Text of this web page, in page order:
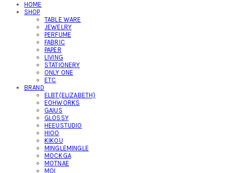
HOME
SHOP
TABLE WARE
JEWELRY
PERFUME
FABRIC
PAPER
LIVING
STATIONERY
ONLY ONE
ETC
BRAND
ELBT(ELIZABETH)
EOHWORKS
GAIUS
GLOSSY
HEEUSTUDIO
HIOO
KIKOU
MINGLEMINGLE
MOCKGA
MOTNAE
MOI